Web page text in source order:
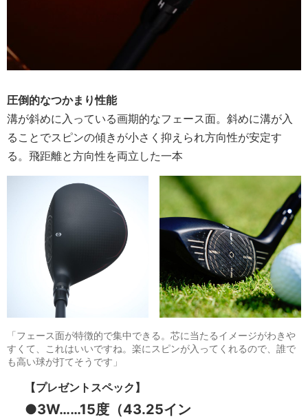
圧倒的なつかまり性能
溝が斜めに入っている画期的なフェース面。斜めに溝が入
ることでスピンの傾きが小さく抑えられ方向性が安定す
る。飛距離と方向性を両立した一本
「フェース面が特徴的で集中できる。芯に当たるイメージがわきや
すくて、これはいいですね。楽にスピンが入ってくれるので、誰で
も高い球が打てそうです」
【プレゼントスペック】
●3W……15度（43.25イン